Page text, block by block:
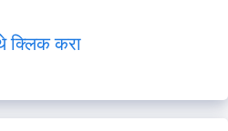
क्लिक करा